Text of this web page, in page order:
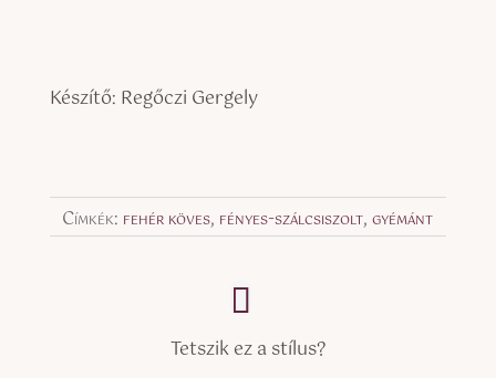
Készítő: Regőczi Gergely
Címkék: fehér köves, fényes-szálcsiszolt,gyémánt
Tetszik ez a stílus?